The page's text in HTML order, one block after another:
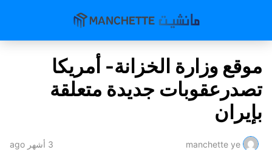
موقع وزارة الخزانة- أمريكا
تصدرعقوبات جديدة متعلقة
بإيران
manchette ye 3 أشهر ago